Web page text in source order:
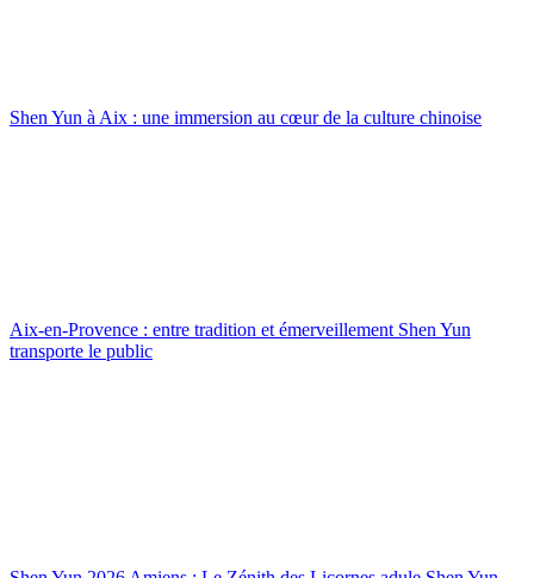
Shen Yun à Aix : une immersion au cœur de la culture chinoise
Aix-en-Provence : entre tradition et émerveillement Shen Yun
transporte le public